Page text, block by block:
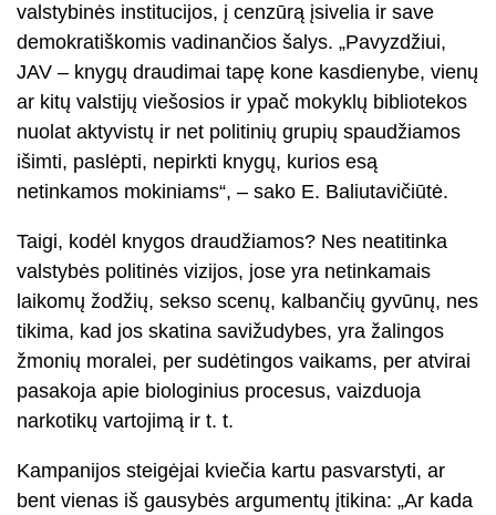
valstybinės institucijos, į cenzūrą įsivelia ir save
demokratiškomis vadinančios šalys. „Pavyzdžiui,
JAV – knygų draudimai tapę kone kasdienybe, vienų
ar kitų valstijų viešosios ir ypač mokyklų bibliotekos
nuolat aktyvistų ir net politinių grupių spaudžiamos
išimti, paslėpti, nepirkti knygų, kurios esą
netinkamos mokiniams“, – sako E. Baliutavičiūtė.
Taigi, kodėl knygos draudžiamos? Nes neatitinka
valstybės politinės vizijos, jose yra netinkamais
laikomų žodžių, sekso scenų, kalbančių gyvūnų, nes
tikima, kad jos skatina savižudybes, yra žalingos
žmonių moralei, per sudėtingos vaikams, per atvirai
pasakoja apie biologinius procesus, vaizduoja
narkotikų vartojimą ir t. t.
Kampanijos steigėjai kviečia kartu pasvarstyti, ar
bent vienas iš gausybės argumentų įtikina: „Ar kada